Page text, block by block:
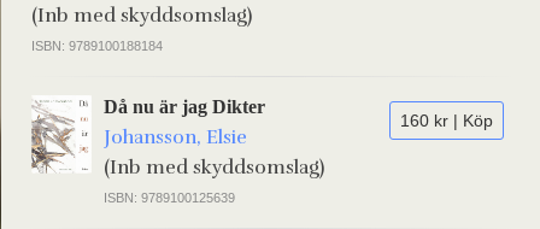
(Inb med skyddsomslag)
ISBN: 9789100188184
160 kr | Köp
Då nu är jag Dikter
Johansson, Elsie
(Inb med skyddsomslag)
ISBN: 9789100125639